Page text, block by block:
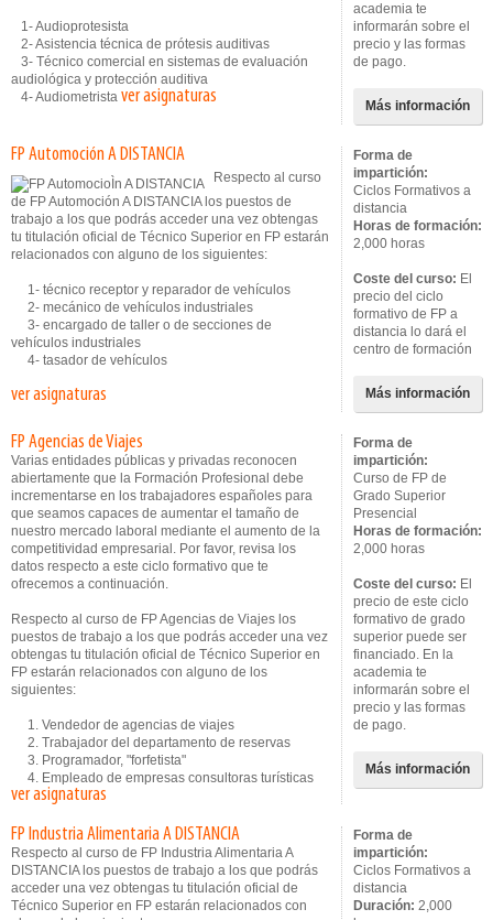
1- Audioprotesista
2- Asistencia técnica de prótesis auditivas
3- Técnico comercial en sistemas de evaluación
audiológica y protección auditiva
4- Audiometrista ver asignaturas
academia te
informarán sobre el
precio y las formas
de pago.
Más información
FP Automoción A DISTANCIA
Respecto al curso
de FP Automoción A DISTANCIA los puestos de
trabajo a los que podrás acceder una vez obtengas
tu titulación oficial de Técnico Superior en FP estarán
relacionados con alguno de los siguientes:
1- técnico receptor y reparador de vehículos
2- mecánico de vehículos industriales
3- encargado de taller o de secciones de
vehículos industriales
4- tasador de vehículos
ver asignaturas
Forma de
impartición:
Ciclos Formativos a
distancia
Horas de formación:
2,000 horas
Coste del curso: El
precio del ciclo
formativo de FP a
distancia lo dará el
centro de formación
Más información
FP Agencias de Viajes
Varias entidades públicas y privadas reconocen
abiertamente que la Formación Profesional debe
incrementarse en los trabajadores españoles para
que seamos capaces de aumentar el tamaño de
nuestro mercado laboral mediante el aumento de la
competitividad empresarial. Por favor, revisa los
datos respecto a este ciclo formativo que te
ofrecemos a continuación.
Respecto al curso de FP Agencias de Viajes los
puestos de trabajo a los que podrás acceder una vez
obtengas tu titulación oficial de Técnico Superior en
FP estarán relacionados con alguno de los
siguientes:
1. Vendedor de agencias de viajes
2. Trabajador del departamento de reservas
3. Programador, "forfetista"
4. Empleado de empresas consultoras turísticas
ver asignaturas
Forma de
impartición:
Curso de FP de
Grado Superior
Presencial
Horas de formación:
2,000 horas
Coste del curso: El
precio de este ciclo
formativo de grado
superior puede ser
financiado. En la
academia te
informarán sobre el
precio y las formas
de pago.
Más información
FP Industria Alimentaria A DISTANCIA
Respecto al curso de FP Industria Alimentaria A
DISTANCIA los puestos de trabajo a los que podrás
acceder una vez obtengas tu titulación oficial de
Técnico Superior en FP estarán relacionados con
Forma de
impartición:
Ciclos Formativos a
distancia
Duración: 2,000